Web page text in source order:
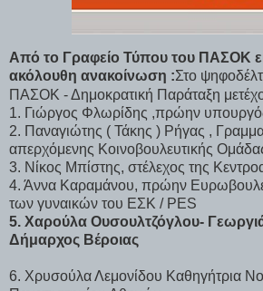
Από το Γραφείο Τύπου του ΠΑΣΟΚ
ακόλουθη ανακοίνωση :Στο
ΠΑΣΟΚ - Δημοκρατική Παράταξη
1. Γιώργος Φλωρίδης ,πρώην
2. Παναγιώτης ( Τάκης ) Ρήγας ,
απερχόμενης Κοινοβουλευτικής
3. Νίκος Μπίστης, στέλεχος της
4. Άννα Καραμάνου, πρώην
των γυναικών του ΕΣΚ / PES
5. Χαρούλα Ουσουλτζόγλου-
Δήμαρχος Βέροιας
6. Χρυσούλα Λεμονίδου Καθηγήτρια